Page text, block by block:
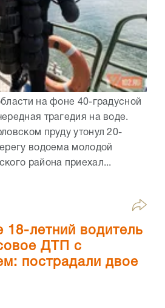
на фоне 40-градусной
трагедия на воде.
пруду утонул 20-
водоема молодой
района приехал...
18-летний водитель
ДТП с
пострадали двое